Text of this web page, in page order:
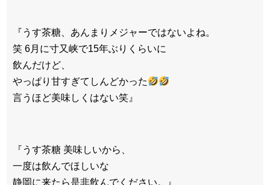
『うす茶糖、あんまりメジャーではないよね。
笑 6月に寸又峡で15年ぶりくらいに
飲んだけど、
やっぱり甘すぎてしんどかった
言うほど美味しくはない笑』
『うす茶糖 美味しいから、
一度は飲んでほしいな
静岡に来たら是非飲んでください。』